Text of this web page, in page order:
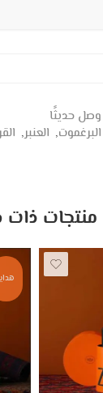
وصل حديثًا
البرغموت, العنبر,
منتجات ذات